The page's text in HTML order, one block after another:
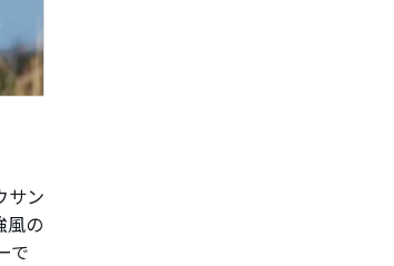
サン
風の
で